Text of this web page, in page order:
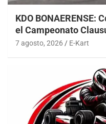
KDO BONAERENSE:
el Campeonato
7 agosto, 2026 E-Kart